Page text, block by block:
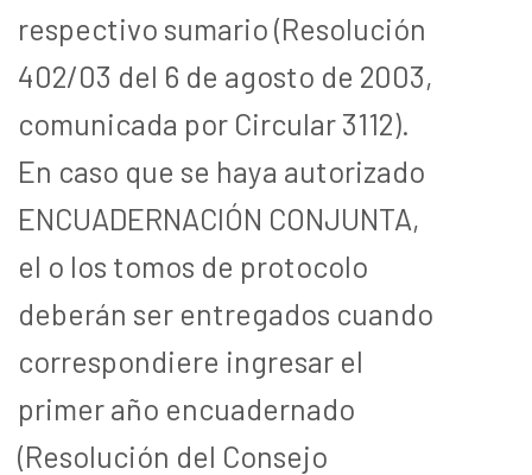
respectivo sumario (Resolución
402/03 del 6 de agosto de 2003,
comunicada por Circular 3112).
En caso que se haya autorizado
ENCUADERNACIÓN CONJUNTA,
el o los tomos de protocolo
deberán ser entregados cuando
correspondiere ingresar el
primer año encuadernado
(Resolución del Consejo